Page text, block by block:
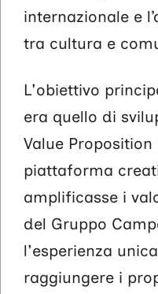
internazionale e
tra cultura e
L'obiettivo
era quello di
Value Proposition
piattaforma
amplificasse i
del Gruppo
l'esperienza
raggiungere i